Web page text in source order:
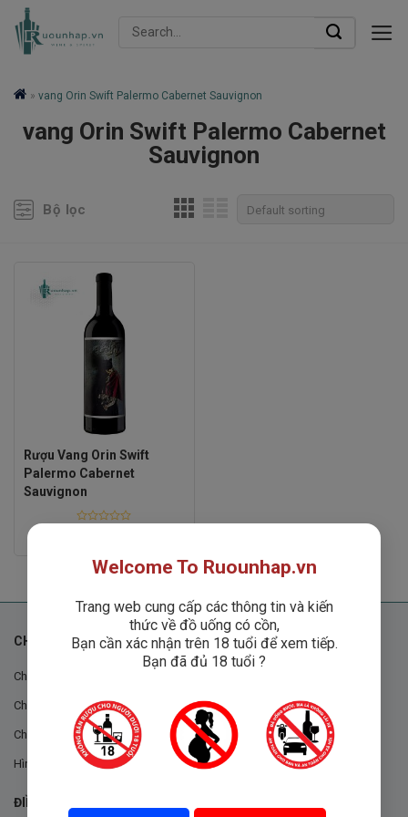
Skip
Search
» vang Orin Swift Palermo Cabernet Sauvignon
vang Orin Swift Palermo Cabernet
Sauvignon
Bộ lọc
Rượu Vang Orin Swift
Palermo Cabernet
Sauvignon
CHÍNH SÁCH
Chính sách chung
Chính sách đổi trả
Chính sách mua hàng
Hình thức thanh toán
ĐIỀU KHOẢN VÀ CHÍNH SÁCH
Welcome To Ruounhap.vn
Trang web cung cấp các thông tin và kiến
thức về đồ uống có cồn,
Bạn cần xác nhận trên 18 tuổi để xem tiếp.
Bạn đã đủ 18 tuổi ?